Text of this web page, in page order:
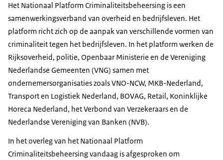
Het Nationaal Platform Criminaliteitsbeheersing is een
samenwerkingsverband van overheid en bedrijfsleven. Het
platform richt zich op de aanpak van verschillende vormen van
criminaliteit tegen het bedrijfsleven. In het platform werken de
Rijksoverheid, politie, Openbaar Ministerie en de Vereniging
Nederlandse Gemeenten (VNG) samen met
ondernemersorganisaties zoals VNO-NCW, MKB-Nederland,
Transport en Logistiek Nederland, BOVAG, Retail, Koninklijke
Horeca Nederland, het Verbond van Verzekeraars en de
Nederlandse Vereniging van Banken (NVB).
In het overleg van het Nationaal Platform
Criminaliteitsbeheersing vandaag is afgesproken om